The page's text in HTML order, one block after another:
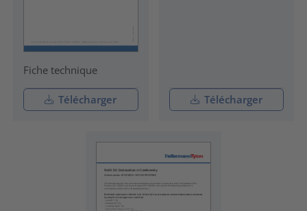
Fiche technique
Télécharger Télécharger